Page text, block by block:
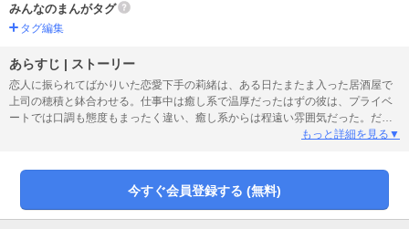
みんなのまんがタグ
タグ編集
あらすじ | ストーリー
恋人に振られてばかりいた恋愛下手の莉緒は、ある日たまたま入った居酒屋で
上司の穂積と鉢合わせる。仕事中は癒し系で温厚だったはずの彼は、プライベ
ートでは口調も態度もまったく違い、癒し系からは程遠い雰囲気だった。だけ
ど、莉緒が口にした言葉をきっかけに穂積に強引に唇を奪われる…！？「俺が
スラブのち、秘密の溺愛シンデレラストーリー。
もっと詳細を見る▼
今すぐ会員登録する (無料)